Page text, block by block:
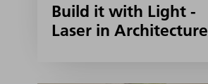
Build it with Light -
Laser in Architecture